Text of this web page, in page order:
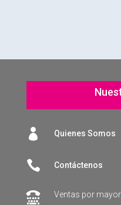
 Quienes Somos
 Contáctenos

Ventas por mayor